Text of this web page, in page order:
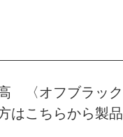
〈オフブラッ
こちらから製